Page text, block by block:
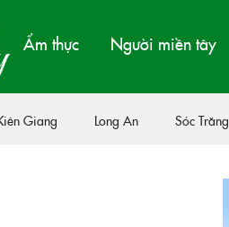
Ẩm thực Người miền tây
Giang Long An Sóc Trăng